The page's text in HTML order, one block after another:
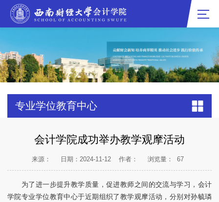
专业学位教育中心
会计学院成功举办教学观摩活动
来源： 日期：2024-11-12 作者： 浏览量： 67
为了进一步提升教学质量，促进教师之间的交流与学习，会计
学院专业学位教育中心于近期组织了教学观摩活动，分别对孙毓璘